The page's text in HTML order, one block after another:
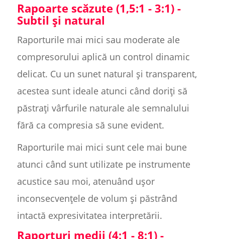
Rapoarte scăzute (1,5:1 - 3:1) -
Subtil și natural
Raporturile mai mici sau moderate ale
compresorului aplică un control dinamic
delicat. Cu un sunet natural și transparent,
acestea sunt ideale atunci când doriți să
păstrați vârfurile naturale ale semnalului
fără ca compresia să sune evident.
Raporturile mai mici sunt cele mai bune
atunci când sunt utilizate pe instrumente
acustice sau moi, atenuând ușor
inconsecvențele de volum și păstrând
intactă expresivitatea interpretării.
Raporturi medii (4:1 - 8:1) -